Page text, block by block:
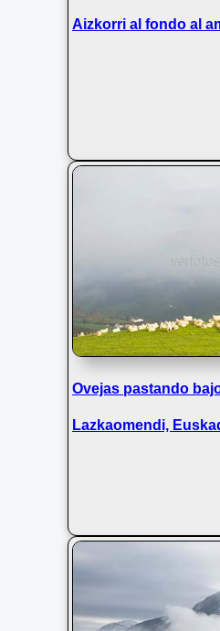
Aizkorri al fondo al
Ovejas pastando
Lazkaomendi,